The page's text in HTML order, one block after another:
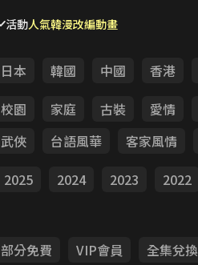
活動人氣韓漫改編動畫
日本 韓國 中國 香港
校園 家庭 古裝 愛情
武俠 台語風華 客家風情
2025 2024 2023 2022
部分免費 VIP會員 全集兌換